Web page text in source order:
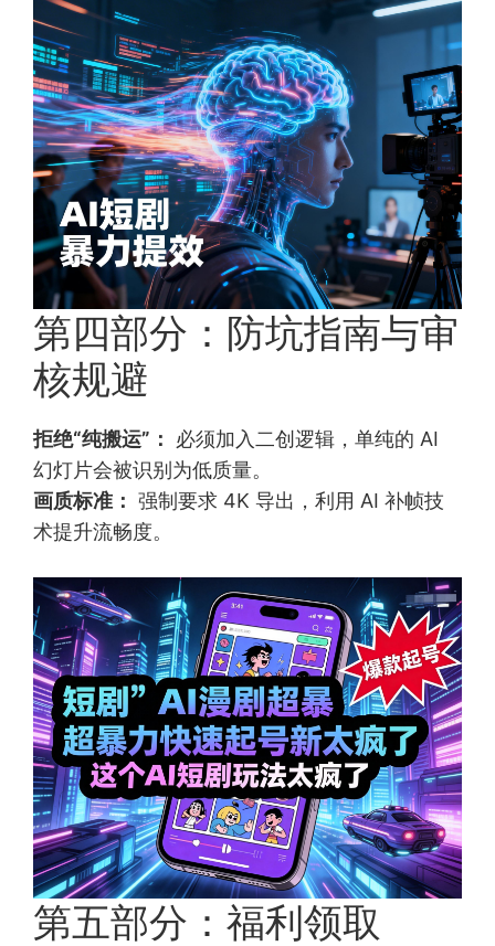
第四部分：防坑指南与审
核规避
拒绝“纯搬运”：
必须加入二创逻辑，单纯的 AI
幻灯片会被识别为低质量。
画质标准： 强制要求 4K 导出，利用 AI 补帧技
术提升流畅度。
第五部分：福利领取